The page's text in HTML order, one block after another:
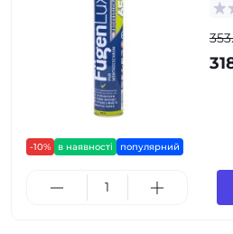
-10% в наявності популярний